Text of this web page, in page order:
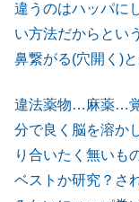
違うのはハッパに
い方法だからとい
鼻繋がる(穴開く)
違法薬物…麻薬…
分で良く脳を溶か
り合いたく無いも
ベストか研究？さ